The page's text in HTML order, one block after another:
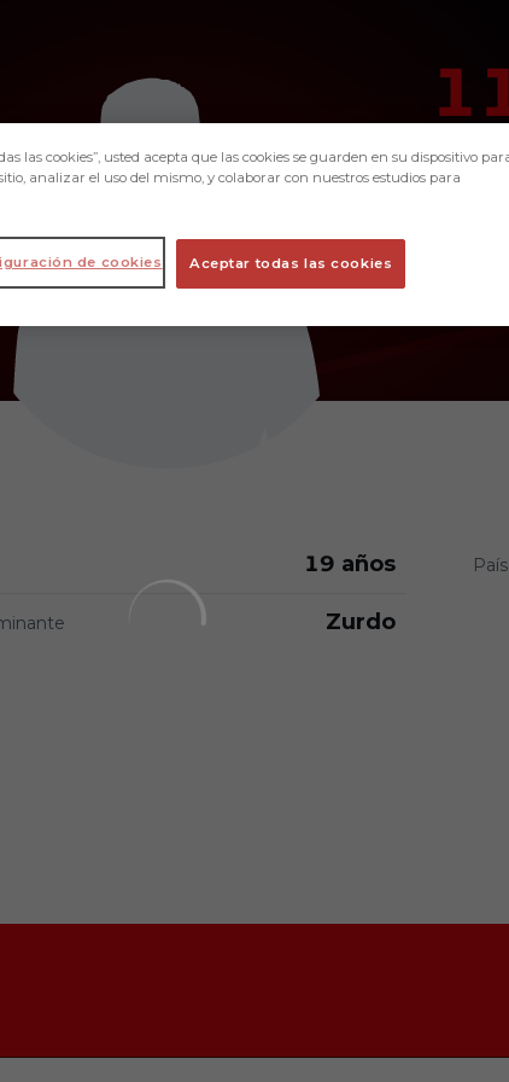
19 años País
Zurdo
las cookies”, usted acepta que las cookies se guarden en su dispositivo
analizar el uso del mismo, y colaborar con nuestros estudios para
Aceptar todas las cookies
de cookies